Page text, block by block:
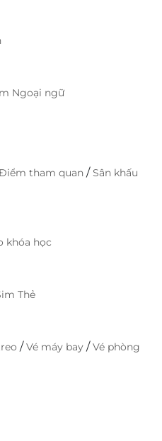
Tân, Lào Cai, Lào Cai
Lạng Sơn, Lạng Sơn
Bắc Giang
Tất Thành, P. Thanh
Ngoại ngữ
tham quan /Sân khấu
khóa học
Thẻ
/Vé máy bay /Vé phòng